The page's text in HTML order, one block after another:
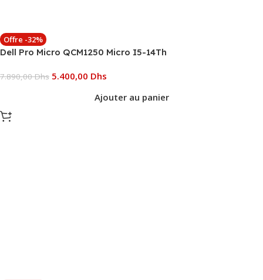
Offre -32%
Dell Pro Micro QCM1250 Micro I5-14Th
7.890,00Dhs 5.400,00 Dhs
Ajouter au panier